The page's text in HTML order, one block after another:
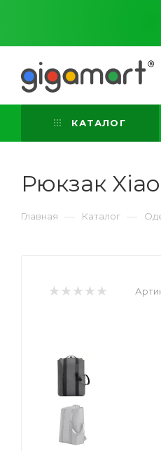
КАТАЛОГ
Рюкзак
Главная — Каталог —